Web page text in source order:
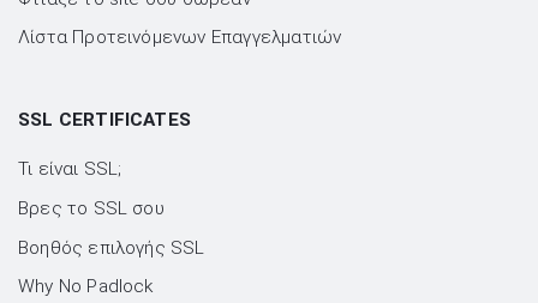
Λίστα Προτεινόμενων Επαγγελματιών
SSL CERTIFICATES
Τι είναι SSL;
Βρες το SSL σου
Βοηθός επιλογής SSL
Why No Padlock